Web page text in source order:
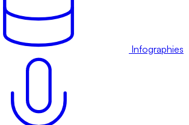
Infographies